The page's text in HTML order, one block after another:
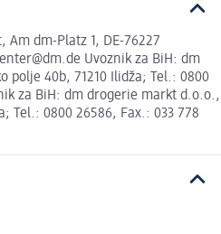
dm-Platz 1, DE-76227
Uvoznik za BiH: dm
polje 40b, 71210 Ilidža; Tel.: 0800
za BiH: dm drogerie markt d.o.o.,
Tel.: 0800 26586, Fax.: 033 778